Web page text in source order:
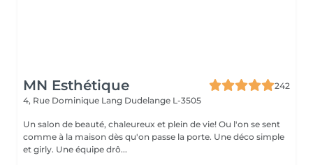
MN Esthétique
242
4, Rue Dominique Lang Dudelange L-3505
Un salon de beauté, chaleureux et plein de vie! Ou l'on se sent
comme à la maison dès qu'on passe la porte. Une déco simple
et girly. Une équipe drô...